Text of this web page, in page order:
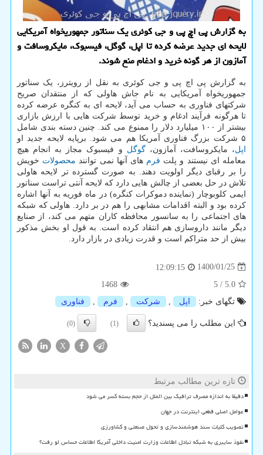
به گزارش پی اچ پی و جی کوئری یک سناتور جمهوریخواه آمریکایی
لایحه ای جدید عرضه کرده تا اپل، گوگل، فیسبوک، مایکروسافت و
آمازون از هر گونه خرید و ادغام منع شوند.
به گزارش پی اچ پی و جی کوئری به نقل از رویترز، یک سناتور
جمهوریخواه آمریکایی به نام جاش هاولی که از منتقدان صریح
شرکتهای فناوری به حساب می آید، لایحه ای به کنگره عرضه کرده
تا هرگونه فرآیند ادغام و خرید توسط شرکت هایی با ارزش بازاری
بیشتر از ۱۰۰ میلیارد دلار را ممنوع می کند. چنین دسته بندی شامل
۵ شرکت بزرگ فناوری آمریکا هم می شود. برپایه لایحه جدید او
اپل، مایکروسافت، آمازون،گوگل و فیسبوک مجاز به انجام هیچ
معامله ای نیستند و پلت فرم های آنها نمی توانند محصولات خویش
را بر رقبای دیگر اولویت دهند. به صورت گسترده تر لایحه هاولی
تلاش در حل بعضی از چالش هایی دارد که لایحه آنتی تراست سناتور
ایمی کلوبوچار (نماینده دموکرات کنگره) در ماه فوریه به آنها اشاره
کرده بود و البته اقدامات مشابهی را هم در بر دارد. هاولی که شبکه
های اجتماعی را به سانسور محافظه کاران متهم می کند، از صنایع
دیگر مانند داروسازی هم انتقاد کرده است. به قول او بخش مذکور
بیش از حد متراکم است و قدرت زیادی در بازار دارد.
1400/01/25
12:09:15
5.0
/
5
1468
تگهای خبر:
اپل , شركت , فرم , فناوری
این مطلب را می پسندید؟ (1)
(0)
X
تازه ترین مطالب مرتبط
دقیقا به اندازه مصرف ترافیک بین الملل از حجم بسته کسر می شود
عوامل اصلی قطعی اینترنت در جهان
تصویب کلیات سند هوشمندسازی و تحول صنعتی و کشاورزی
نفوذ سایبری به شبکه تبادل اطلاعات وزارت امنیت داخلی آمریکا اطلاعات حساس لو رفت؟